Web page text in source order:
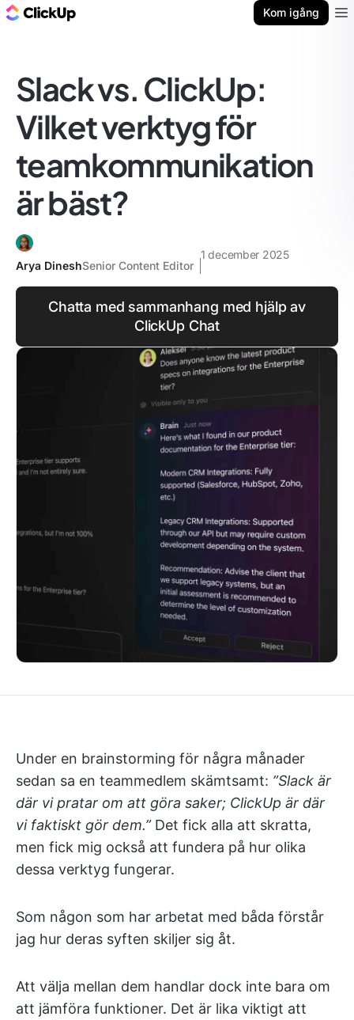
Kom igång
Slack vs. ClickUp:
Vilket verktyg för
teamkommunikation
är bäst?
Arya DineshSenior Content Editor
1 december 2025
Chatta med sammanhang med hjälp av
ClickUp Chat
Under en brainstorming för några månader
sedan sa en teammedlem skämtsamt: ”Slack är
där vi pratar om att göra saker; ClickUp är där
vi faktiskt gör dem.”Det fick alla att skratta,
men fick mig också att fundera på hur olika
dessa verktyg fungerar.
Som någon som har arbetat med båda förstår
jag hur deras syften skiljer sig åt.
Att välja mellan dem handlar dock inte bara om
att jämföra funktioner. Det är lika viktigt att